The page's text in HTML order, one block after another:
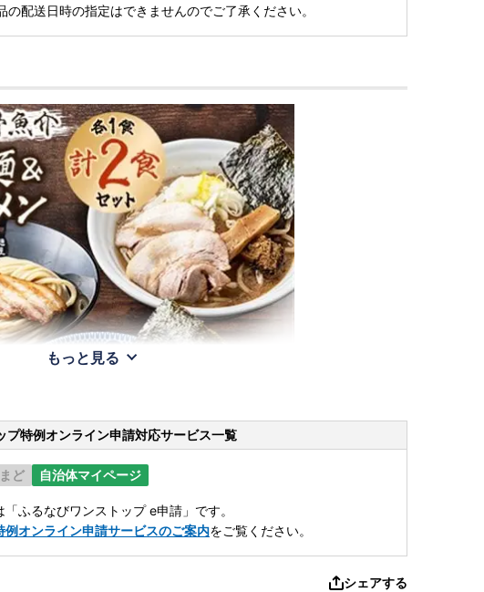
の配送日時の指定はできませんのでご了承ください。
もっと見る
プ特例オンライン申請対応サービス一覧
ど 自治体マイページ
ふるなびワンストップ e申請」です。
例オンライン申請サービスのご案内をご覧ください。
シェアする